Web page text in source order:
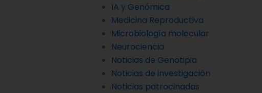
IA y Genómica
Medicina Reproductiva
Microbiología molecular
Neurociencia
Noticias de Genotipia
Noticias de investigación
Noticias patrocinadas